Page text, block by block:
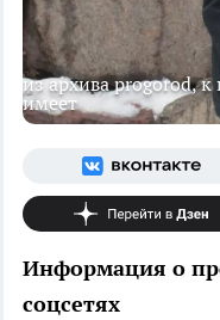
из архива progorod,
имеет
Информация о
соцсетях